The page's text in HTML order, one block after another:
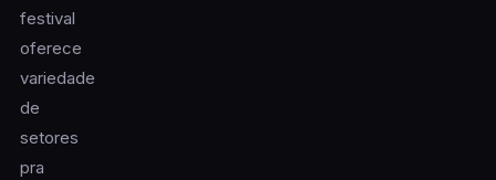
festival
oferece
variedade
de
setores
pra